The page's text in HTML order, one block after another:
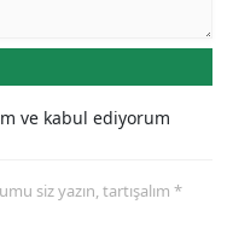
ve kabul ediyorum
siz yazın, tartışalım *